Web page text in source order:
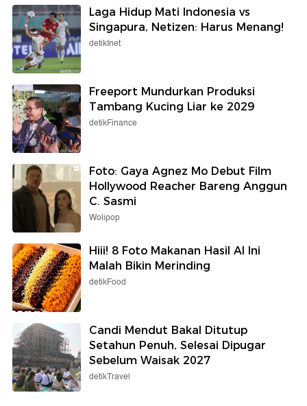
Laga Hidup Mati Indonesia vs
Singapura, Netizen: Harus Menang!
detikInet
Freeport Mundurkan Produksi
Tambang Kucing Liar ke 2029
detikFinance
Foto: Gaya Agnez Mo Debut Film
Hollywood Reacher Bareng Anggun
C. Sasmi
Wolipop
Hiii! 8 Foto Makanan Hasil AI Ini
Malah Bikin Merinding
detikFood
Candi Mendut Bakal Ditutup
Setahun Penuh, Selesai Dipugar
Sebelum Waisak 2027
detikTravel